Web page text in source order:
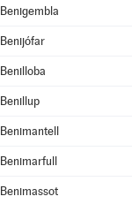
Benigembla
Benijófar
Benilloba
Benillup
Benimantell
Benimarfull
Benimassot